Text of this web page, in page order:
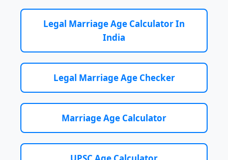
Legal Marriage Age Calculator In
India
Legal Marriage Age Checker
Marriage Age Calculator